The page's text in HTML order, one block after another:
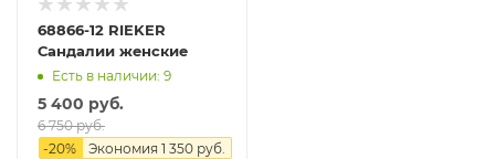
68866-12 RIEKER
Сандалии женские
Есть в наличии: 9
5 400 руб.
6 750 руб.
-20% Экономия 1 350 руб.